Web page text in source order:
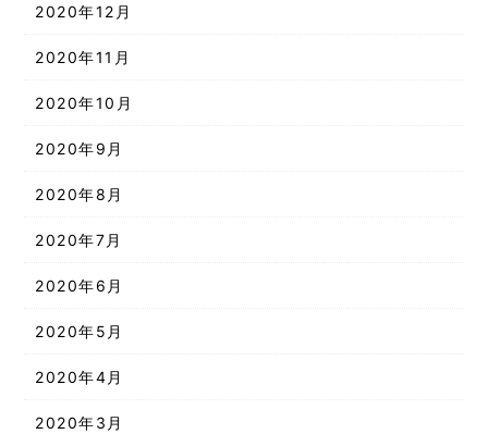
2020年12月
2020年11月
2020年10月
2020年9月
2020年8月
2020年7月
2020年6月
2020年5月
2020年4月
2020年3月